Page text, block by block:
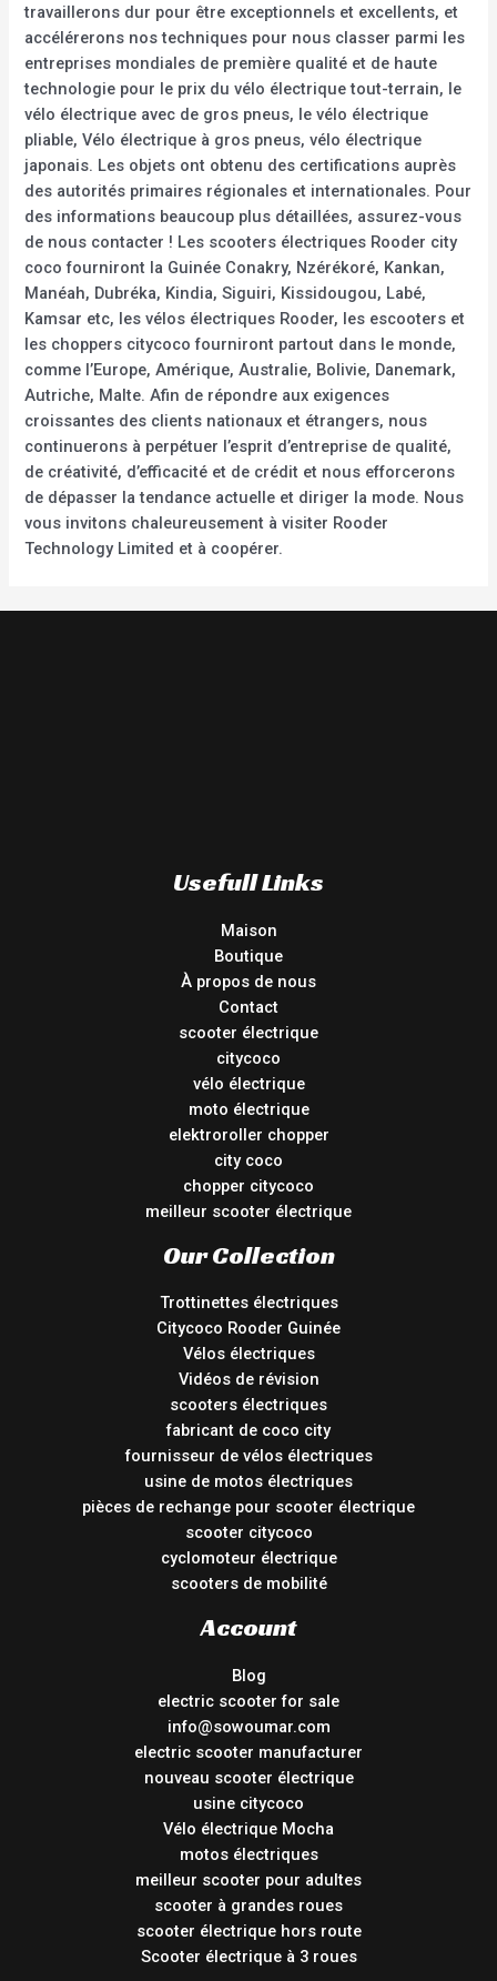
travaillerons dur pour être exceptionnels et excellents, et
accélérerons nos techniques pour nous classer parmi les
entreprises mondiales de première qualité et de haute
technologie pour le prix du vélo électrique tout-terrain, le
vélo électrique avec de gros pneus, le vélo électrique
pliable, Vélo électrique à gros pneus, vélo électrique
japonais. Les objets ont obtenu des certifications auprès
des autorités primaires régionales et internationales. Pour
des informations beaucoup plus détaillées, assurez-vous
de nous contacter ! Les scooters électriques Rooder city
coco fourniront la Guinée Conakry, Nzérékoré, Kankan,
Manéah, Dubréka, Kindia, Siguiri, Kissidougou, Labé,
Kamsar etc, les vélos électriques Rooder, les escooters et
les choppers citycoco fourniront partout dans le monde,
comme l’Europe, Amérique, Australie, Bolivie, Danemark,
Autriche, Malte. Afin de répondre aux exigences
croissantes des clients nationaux et étrangers, nous
continuerons à perpétuer l’esprit d’entreprise de qualité,
de créativité, d’efficacité et de crédit et nous efforcerons
de dépasser la tendance actuelle et diriger la mode. Nous
vous invitons chaleureusement à visiter Rooder
Technology Limited et à coopérer.
Usefull Links
Maison
Boutique
À propos de nous
Contact
scooter électrique
citycoco
vélo électrique
moto électrique
elektroroller chopper
city coco
chopper citycoco
meilleur scooter électrique
Our Collection
Trottinettes électriques
Citycoco Rooder Guinée
Vélos électriques
Vidéos de révision
scooters électriques
fabricant de coco city
fournisseur de vélos électriques
usine de motos électriques
pièces de rechange pour scooter électrique
scooter citycoco
cyclomoteur électrique
scooters de mobilité
Account
Blog
electric scooter for sale
info@sowoumar.com
electric scooter manufacturer
nouveau scooter électrique
usine citycoco
Vélo électrique Mocha
motos électriques
meilleur scooter pour adultes
scooter à grandes roues
scooter électrique hors route
Scooter électrique à 3 roues